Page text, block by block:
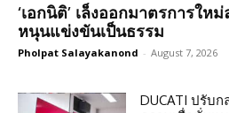
‘เอกนิติ’ เล็งออกมาตรการใ
หนุนแข่งขันเป็นธรรม
Pholpat Salayakanond - August 7, 2026
DUCATI ปรับ